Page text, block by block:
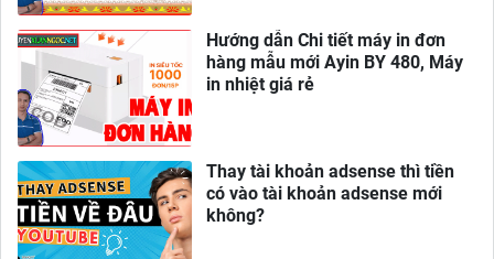
Hướng dẫn Chi tiết máy in đơn
hàng mẫu mới Ayin BY 480, Máy
in nhiệt giá rẻ
Thay tài khoản adsense thì tiền
có vào tài khoản adsense mới
không?